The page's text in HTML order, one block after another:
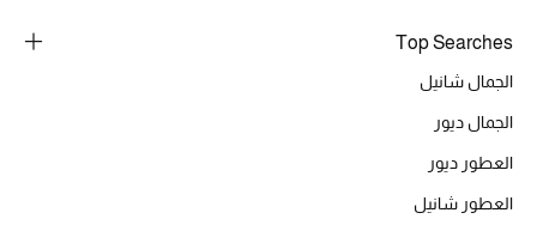
جديد لدينا
Top Searches
الجمال شانيل
الجمال ديور
العطور ديور
العطور شانيل